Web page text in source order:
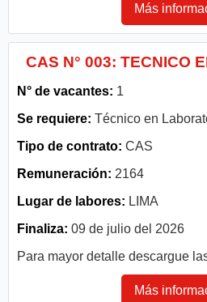
Más
CAS N° 003: TECNICO
N° de vacantes: 1
Se requiere: Técnico en
Tipo de contrato: CAS
Remuneración: 2164
Lugar de labores: LIMA
Finaliza: 09 de julio del 2026
Para mayor detalle descargue
Más